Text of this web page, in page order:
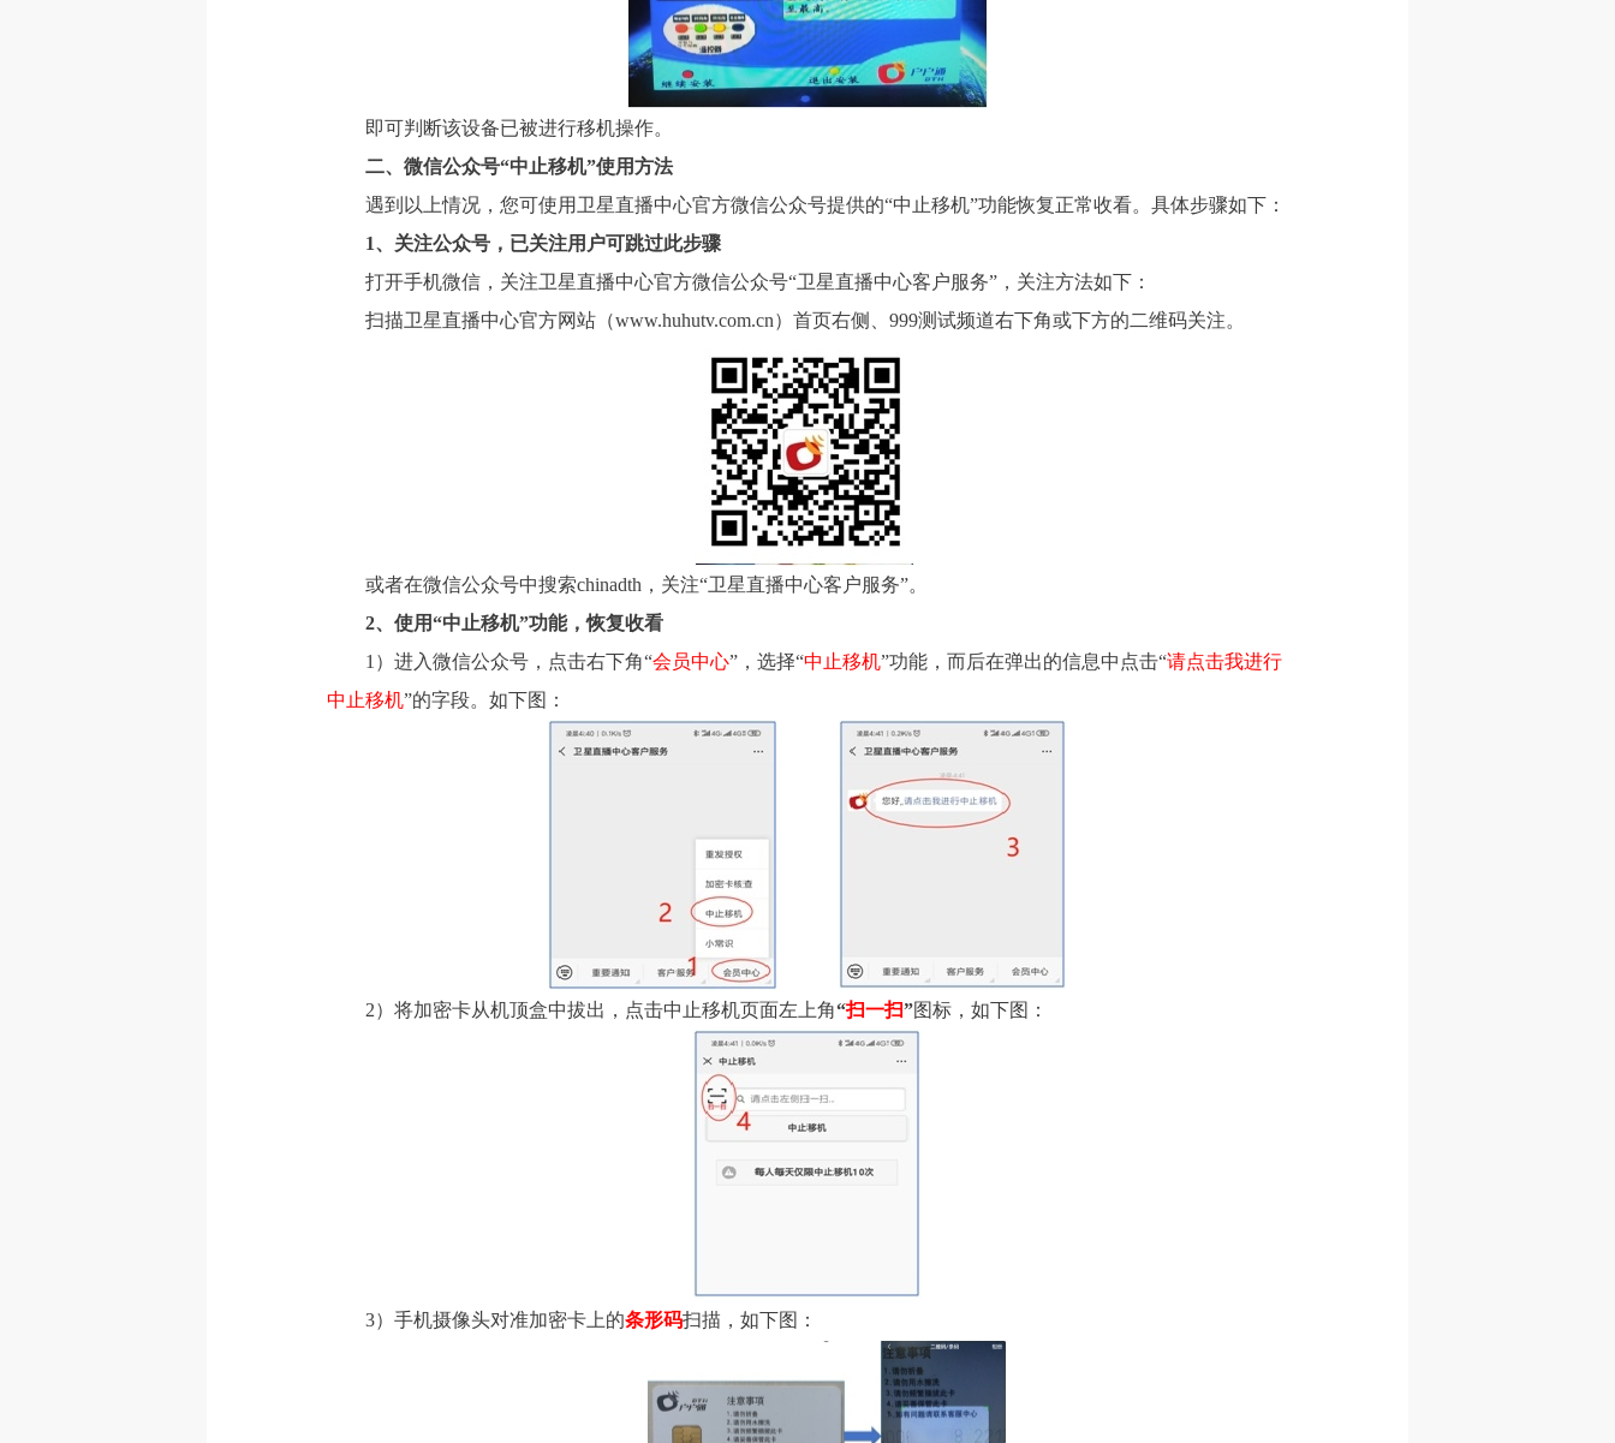
即可判断该设备已被进行移机操作。
二、微信公众号“中止移机”使用方法
遇到以上情况，您可使用卫星直播中心官方微信公众号提供的“中止移机”功能恢复正常收看。具体步骤如下：
1、关注公众号，已关注用户可跳过此步骤
打开手机微信，关注卫星直播中心官方微信公众号“卫星直播中心客户服务”，关注方法如下：
扫描卫星直播中心官方网站（www.huhutv.com.cn）首页右侧、999测试频道右下角或下方的二维码关注。
或者在微信公众号中搜索chinadth，关注“卫星直播中心客户服务”。
2、使用“中止移机”功能，恢复收看
1）进入微信公众号，点击右下角“会员中心”，选择“中止移机”功能，而后在弹出的信息中点击“请点击我进行
中止移机”的字段。如下图：
2）将加密卡从机顶盒中拔出，点击中止移机页面左上角“扫一扫”图标，如下图：
3）手机摄像头对准加密卡上的条形码扫描，如下图：